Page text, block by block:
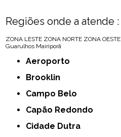
Regiões onde a atende :
ZONA LESTE ZONA NORTE ZONA OESTE
Guarulhos Mairiporã
Aeroporto
Brooklin
Campo Belo
Capão Redondo
Cidade Dutra